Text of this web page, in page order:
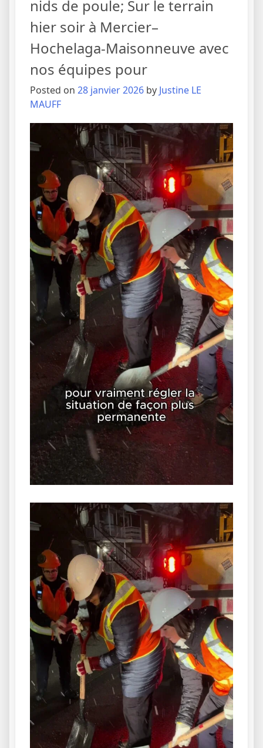
nids de poule; Sur le terrain
hier soir à Mercier–
Hochelaga-Maisonneuve avec
nos équipes pour
Posted on 28 janvier 2026 by Justine LE
MAUFF